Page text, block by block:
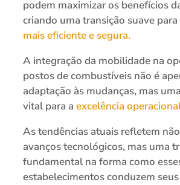
podem maximizar os benefícios
criando uma transição suave
mais eficiente e segura.
A integração da mobilidade na
postos de combustíveis não é
adaptação às mudanças, mas
vital para a excelência
As tendências atuais refletem
avanços tecnológicos, mas uma
fundamental na forma como
estabelecimentos conduzem